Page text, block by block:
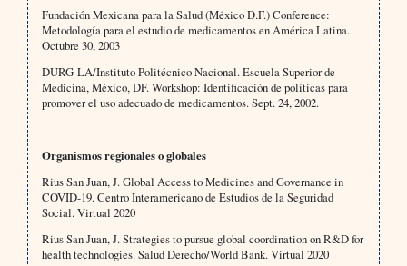
Fundación Mexicana para la Salud (México D.F.) Conference:
Metodología para el estudio de medicamentos en América Latina.
Octubre 30, 2003
DURG-LA/Instituto Politécnico Nacional. Escuela Superior de
Medicina, México, DF. Workshop: Identificación de políticas para
promover el uso adecuado de medicamentos. Sept. 24, 2002.
Organismos regionales o globales
Rius San Juan, J. Global Access to Medicines and Governance in
COVID-19. Centro Interamericano de Estudios de la Seguridad
Social. Virtual 2020
Rius San Juan, J. Strategies to pursue global coordination on R&D for
health technologies. Salud Derecho/World Bank. Virtual 2020